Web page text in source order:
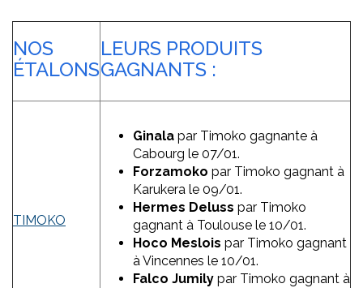
NOS
ÉTALONS
LEURS PRODUITS
GAGNANTS :
TIMOKO
Ginala par Timoko gagnante à
Cabourg le 07/01.
Forzamoko par Timoko gagnant à
Karukera le 09/01.
Hermes Deluss par Timoko
gagnant à Toulouse le 10/01.
Hoco Meslois par Timoko gagnant
à Vincennes le 10/01.
Falco Jumily par Timoko gagnant à